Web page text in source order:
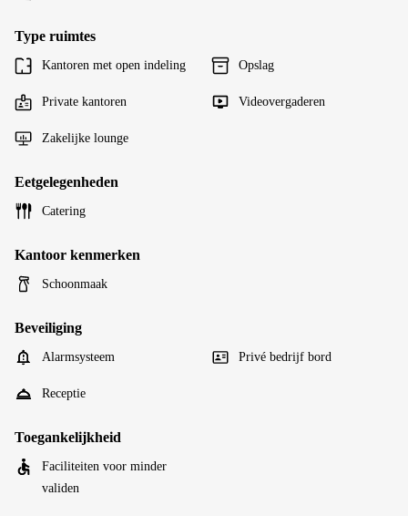
Type ruimtes
Kantoren met open indeling Opslag
Private kantoren Videovergaderen
Zakelijke lounge
Eetgelegenheden
Catering
Kantoor kenmerken
Schoonmaak
Beveiliging
Alarmsysteem Privé bedrijf bord
Receptie
Toegankelijkheid
Faciliteiten voor minder
validen